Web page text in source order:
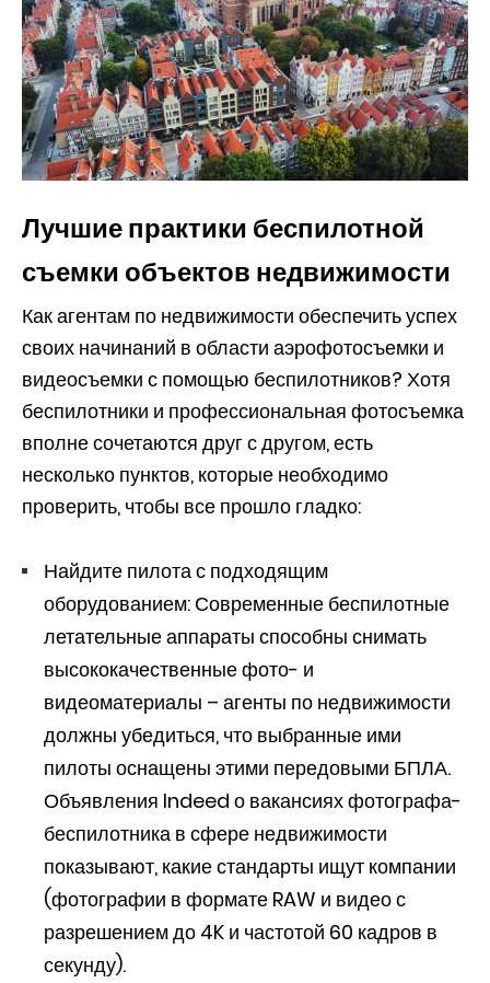
Лучшие практики беспилотной
съемки объектов недвижимости
Как агентам по недвижимости обеспечить успех
своих начинаний в области аэрофотосъемки и
видеосъемки с помощью беспилотников? Хотя
беспилотники и профессиональная фотосъемка
вполне сочетаются друг с другом, есть
несколько пунктов, которые необходимо
проверить, чтобы все прошло гладко:
Найдите пилота с подходящим
оборудованием: Современные беспилотные
летательные аппараты способны снимать
высококачественные фото- и
видеоматериалы – агенты по недвижимости
должны убедиться, что выбранные ими
пилоты оснащены этими передовыми БПЛА.
Объявления Indeed о вакансиях фотографа-
беспилотника в сфере недвижимости
показывают, какие стандарты ищут компании
(фотографии в формате RAW и видео с
разрешением до 4K и частотой 60 кадров в
секунду).